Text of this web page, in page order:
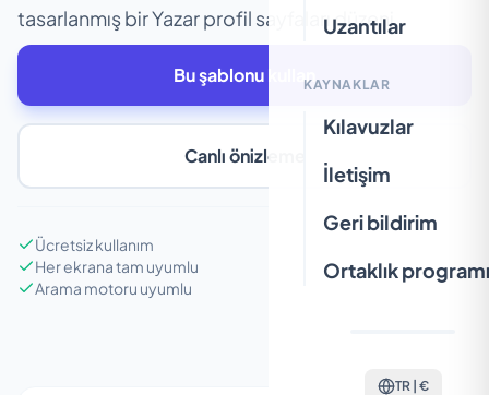
Uzantılar
KAYNAKLAR
Kılavuzlar
İletişim
Geri bildirim
Ortaklık programı
TR | €
tasarlanmış bir Yazar profil sayfaları düzeni.
Bu şablonu kullan
Canlı önizleme
Ücretsiz kullanım
Her ekrana tam uyumlu
Arama motoru uyumlu